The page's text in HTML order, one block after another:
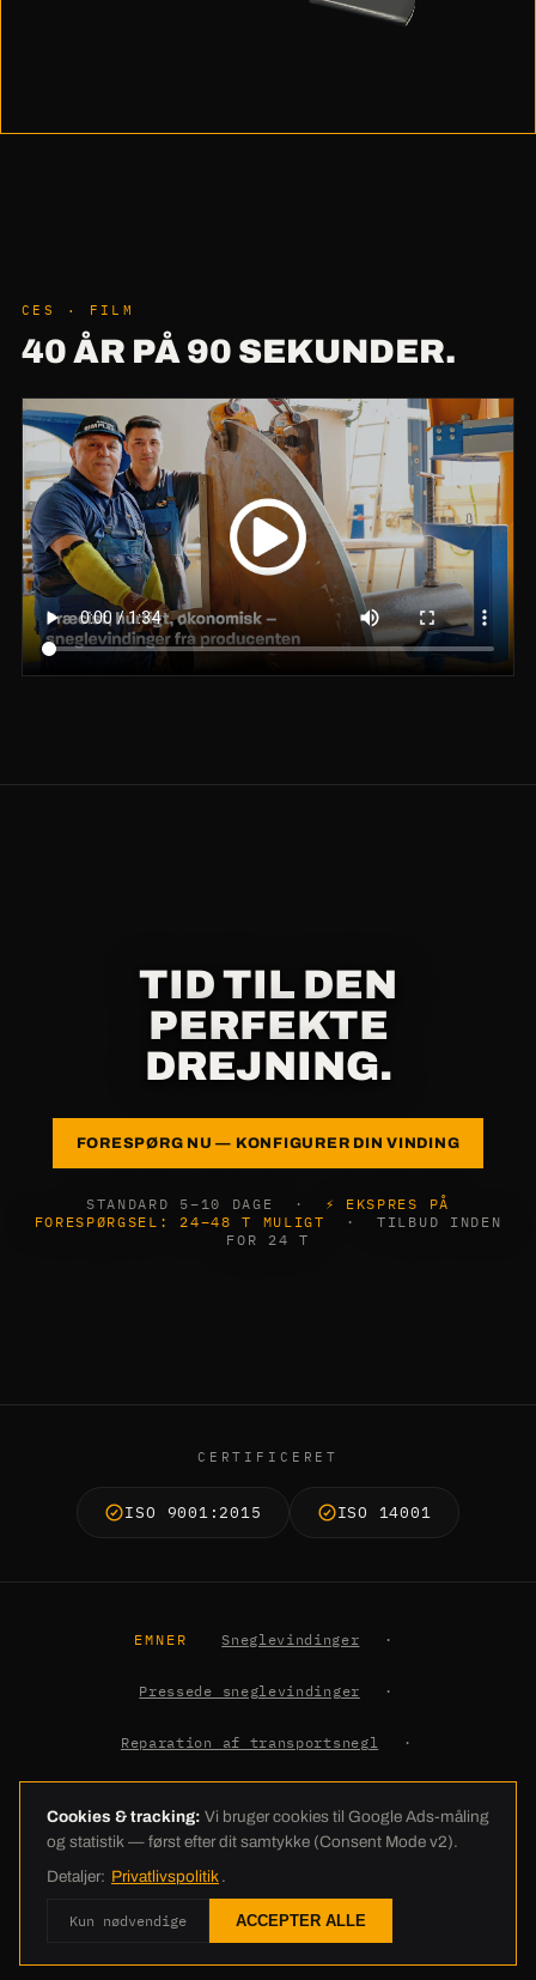
CES · FILM
40 ÅR PÅ 90 SEKUNDER.
TID TIL DEN
PERFEKTE
DREJNING.
FORESPØRG NU — KONFIGURER DIN VINDING
STANDARD 5–10 DAGE · ⚡ EKSPRES PÅ
FORESPØRGSEL: 24–48 T MULIGT
· TILBUD INDEN
FOR 24 T
CERTIFICERET
ISO 9001:2015 ISO 14001
EMNER Sneglevindinger ·
Pressede sneglevindinger ·
Reparation af transportsnegl ·
© 2026 C.E. Schneckenflügel GmbH · Industriestraße 26 · 26188 Edewecht
· +49 4405 23837-0 · info@ces-europe.com ·
· AGB Cookie-indstillinger
Cookies & tracking: Vi bruger cookies til Google Ads-måling
og statistik — først efter dit samtykke (Consent Mode v2).
Detaljer: Privatlivspolitik .
Kun nødvendige ACCEPTER ALLE